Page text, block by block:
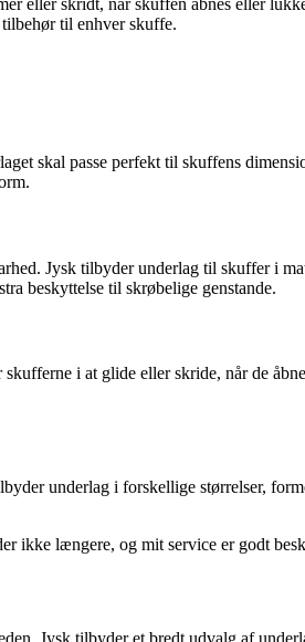
til enhver skuffe.
skal passe perfekt til skuffens
Jysk tilbyder underlag til skuffer i
beskyttelse til skrøbelige genstande.
i at glide eller skride, når de
underlag i forskellige størrelser,
længere, og mit service er godt
Jysk tilbyder et bredt udvalg af